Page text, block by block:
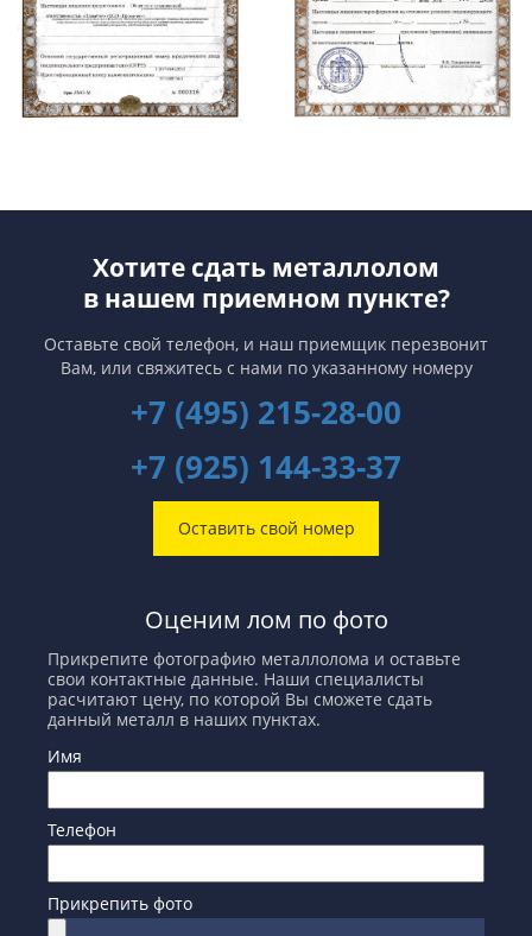
Хотите сдать металлолом
в нашем приемном пункте?
Оставьте свой телефон, и наш приемщик перезвонит
Вам, или свяжитесь с нами по указанному номеру
+7 (495) 215-28-00
+7 (925) 144-33-37
Оставить свой номер
Оценим лом по фото
Прикрепите фотографию металлолома и оставьте
свои контактные данные. Наши специалисты
расчитают цену, по которой Вы сможете сдать
данный металл в наших пунктах.
Имя
Телефон
Прикрепить фото